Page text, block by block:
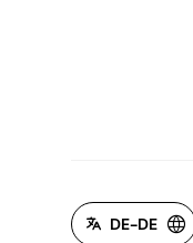
DE-DE